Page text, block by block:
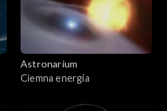
Astronarium
Ciemna energia